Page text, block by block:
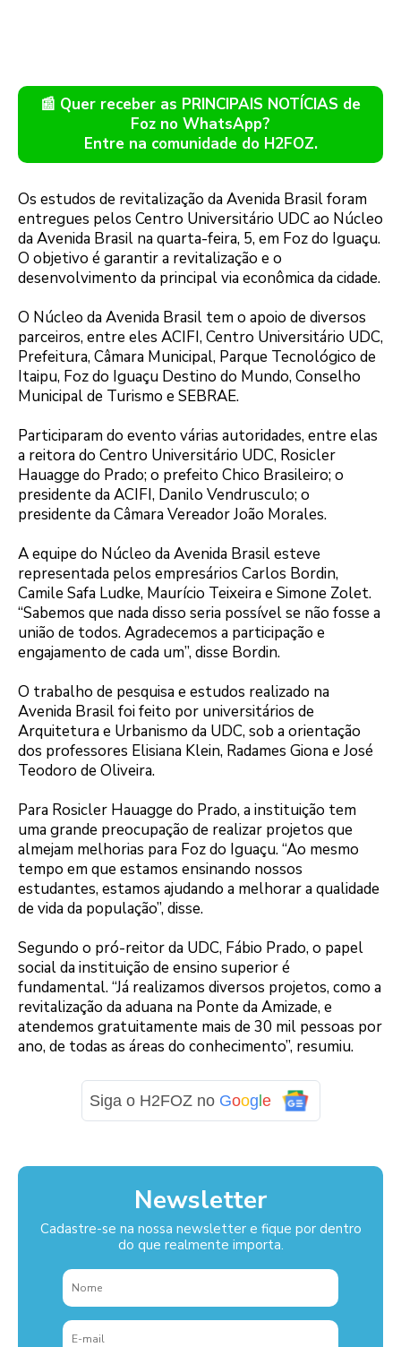
📰 Quer receber as PRINCIPAIS NOTÍCIAS de
Foz no WhatsApp?
Entre na comunidade do H2FOZ.
Os estudos de revitalização da Avenida Brasil foram
entregues pelos Centro Universitário UDC ao Núcleo
da Avenida Brasil na quarta-feira, 5, em Foz do Iguaçu.
O objetivo é garantir a revitalização e o
desenvolvimento da principal via econômica da cidade.
O Núcleo da Avenida Brasil tem o apoio de diversos
parceiros, entre eles ACIFI, Centro Universitário UDC,
Prefeitura, Câmara Municipal, Parque Tecnológico de
Itaipu, Foz do Iguaçu Destino do Mundo, Conselho
Municipal de Turismo e SEBRAE.
Participaram do evento várias autoridades, entre elas
a reitora do Centro Universitário UDC, Rosicler
Hauagge do Prado; o prefeito Chico Brasileiro; o
presidente da ACIFI, Danilo Vendrusculo; o
presidente da Câmara Vereador João Morales.
A equipe do Núcleo da Avenida Brasil esteve
representada pelos empresários Carlos Bordin,
Camile Safa Ludke, Maurício Teixeira e Simone Zolet.
“Sabemos que nada disso seria possível se não fosse a
união de todos. Agradecemos a participação e
engajamento de cada um”, disse Bordin.
O trabalho de pesquisa e estudos realizado na
Avenida Brasil foi feito por universitários de
Arquitetura e Urbanismo da UDC, sob a orientação
dos professores Elisiana Klein, Radames Giona e José
Teodoro de Oliveira.
Para Rosicler Hauagge do Prado, a instituição tem
uma grande preocupação de realizar projetos que
almejam melhorias para Foz do Iguaçu. “Ao mesmo
tempo em que estamos ensinando nossos
estudantes, estamos ajudando a melhorar a qualidade
de vida da população”, disse.
Segundo o pró-reitor da UDC, Fábio Prado, o papel
social da instituição de ensino superior é
fundamental. “Já realizamos diversos projetos, como a
revitalização da aduana na Ponte da Amizade, e
atendemos gratuitamente mais de 30 mil pessoas por
ano, de todas as áreas do conhecimento”, resumiu.
Siga o H2FOZ no Google
Newsletter
Cadastre-se na nossa newsletter e fique por dentro
do que realmente importa.